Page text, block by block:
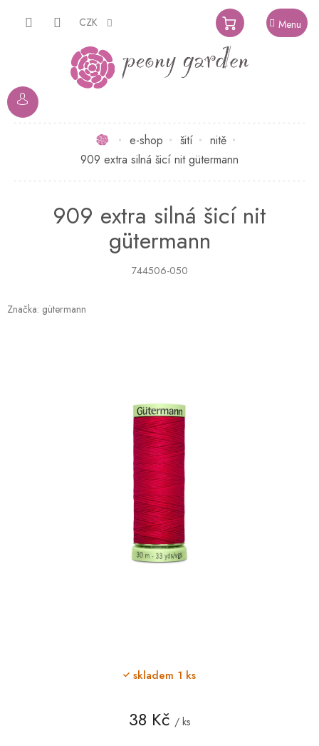
CZK
NÁKUPNÍ
KOŠÍK
Domůe-shop šití
nitě
909 extra silná šicí nit gütermann
909 extra silná šicí nit
gütermann
744506-050
Značka: gütermann
38 Kč / ks
skladem 1 ks